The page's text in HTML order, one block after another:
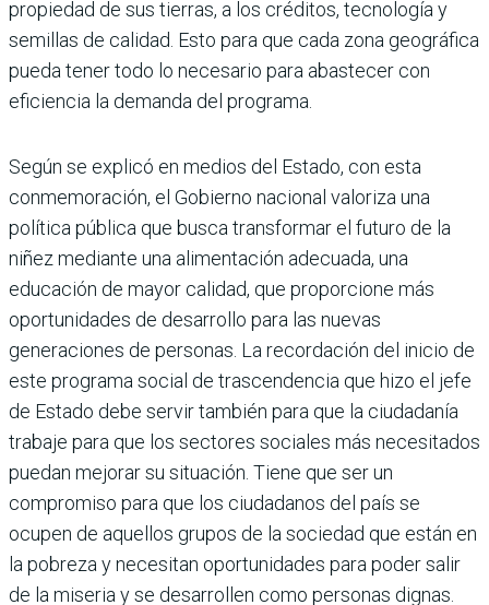
propiedad de sus tierras, a los créditos, tecnología y
semillas de calidad. Esto para que cada zona geográfica
pueda tener todo lo necesario para abastecer con
eficiencia la demanda del programa.
Según se explicó en medios del Estado, con esta
conmemoración, el Gobierno nacional valoriza una
política pública que busca transformar el futuro de la
niñez mediante una alimentación adecuada, una
educación de mayor calidad, que proporcione más
oportu­nidades de desarrollo para las nuevas
generaciones de personas. La recorda­ción del inicio de
este programa social de trascendencia que hizo el jefe
de Estado debe servir también para que la ciudadanía
trabaje para que los sec­tores sociales más necesitados
puedan mejorar su situación. Tiene que ser un
compromiso para que los ciudadanos del país se
ocupen de aquellos grupos de la sociedad que están en
la pobreza y necesitan oportunidades para poder salir
de la miseria y se desarro­llen como personas dignas.